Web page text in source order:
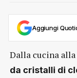
Aggiungi
Dalla cucina alla
da cristalli di